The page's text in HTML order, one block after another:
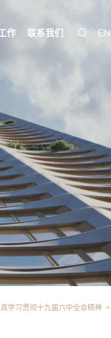
作 联系我们 EN
学习贯彻十九届六中全会精神 >